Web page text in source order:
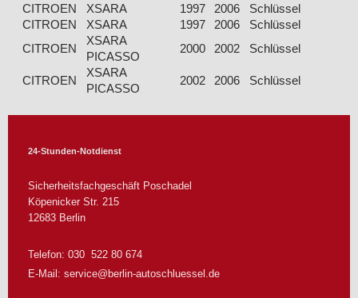
CITROEN
XSARA 1997 2006 Schlüssel
CITROEN
XSARA 1997 2006 Schlüssel
CITROEN
XSARA
PICASSO
2000 2002 Schlüssel
CITROEN
XSARA
PICASSO
2002 2006 Schlüssel
24-Stunden-Notdienst
Sicherheitsfachgeschäft Poschadel
Köpenicker Str. 215
12683 Berlin
Telefon: 030 522 80 674
E-Mail: service@berlin-autoschluessel.de